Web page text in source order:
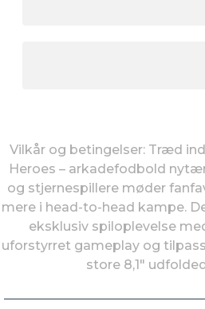
Vilkår og betingelser: Træd
Heroes – arkadefodbold
og stjernespillere møder
mere i head-to-head kampe.
eksklusiv spiloplevelse
uforstyrret gameplay og
store 8,1"